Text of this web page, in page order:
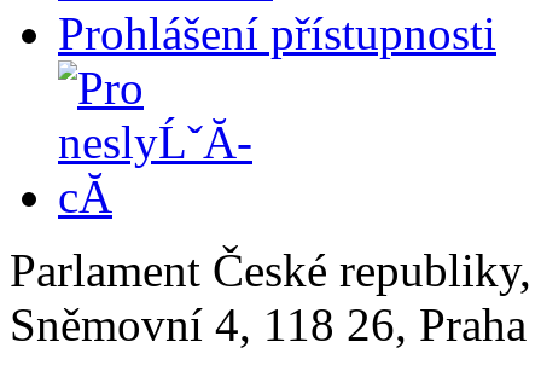
Prohlášení přístupnosti
Parlament České
Sněmovní 4, 118 26,